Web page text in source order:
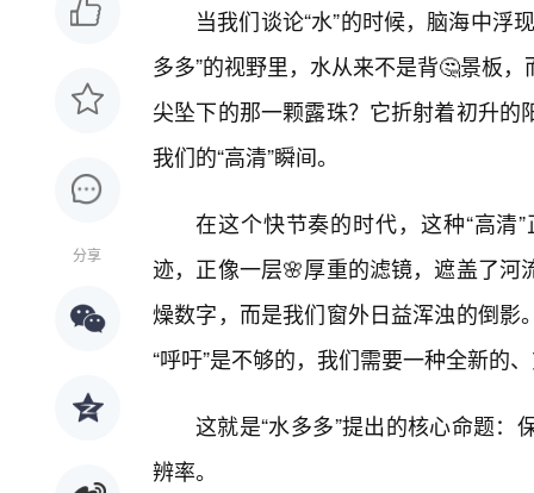
分享
当我们谈论“水”的时候，脑海中浮
多多”的视野里，水从来不是背🤔景板
尖坠下的那一颗露珠？它折射着初升
我们的“高清”瞬间。
在这个快节奏的时代，这种“高清
迹，正像一层🌸厚重的滤镜，遮盖了
燥数字，而是我们窗外日益浑浊的倒
“呼吁”是不够的，我们需要一种全新的
这就是“水多多”提出的核心命题
辨率。